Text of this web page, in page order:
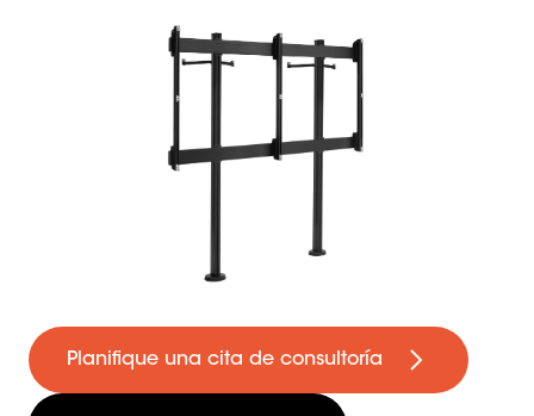
0 ):
Planifique una cita de consultoría